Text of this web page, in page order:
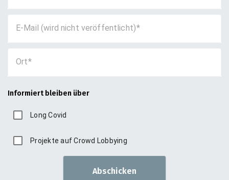
E-Mail (wird nicht veröffentlicht)
Ort
Informiert bleiben über
Long Covid
Projekte auf Crowd Lobbying
Abschicken